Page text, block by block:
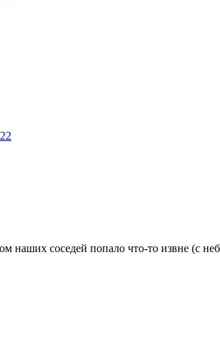
наших соседей попало что-то извне (с